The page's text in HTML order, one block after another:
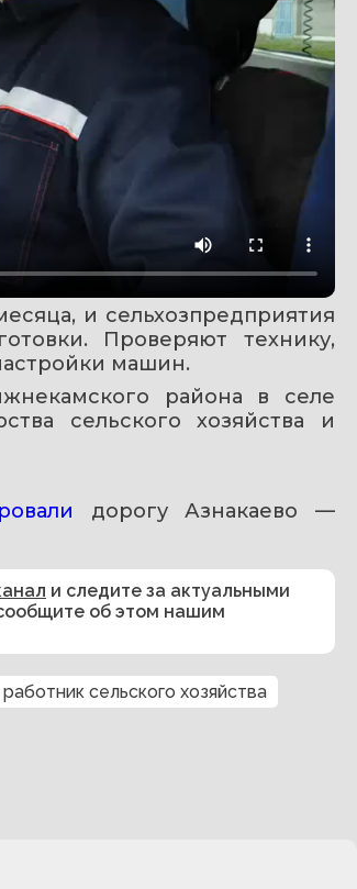
и сельхозпредприятия
Проверяют технику,
машин.
района в селе
сельского хозяйства и
дорогу Азнакаево —
и следите за актуальными
об этом нашим
работник сельского хозяйства